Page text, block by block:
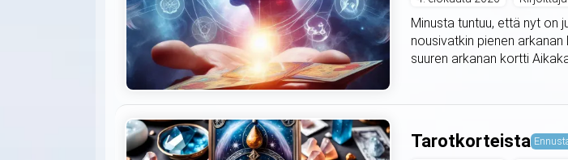
Minusta tuntuu, että nyt on
nousivatkin pienen
suuren arkanan kortti
Tarotkorteista